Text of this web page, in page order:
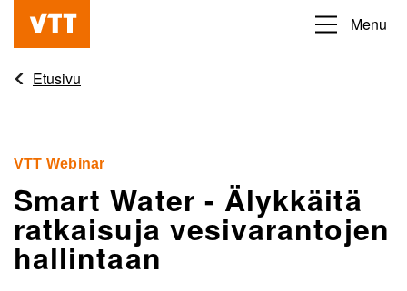
Hyppää
pääsisältöön
Beyond
obvious
Menu
Etusivu
VTT Webinar
Smart Water - Älykkäitä
ratkaisuja vesivarantojen
hallintaan